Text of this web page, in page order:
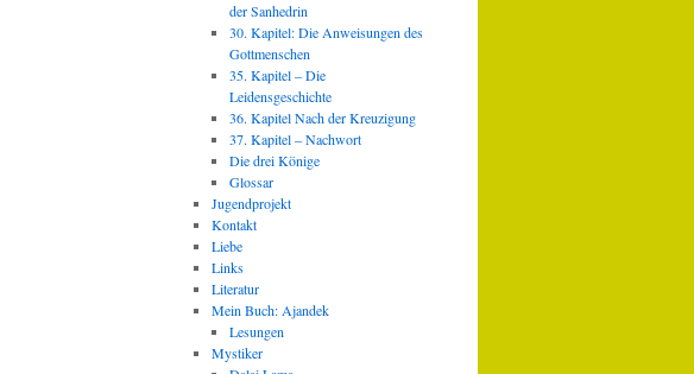
der Sanhedrin
30. Kapitel: Die Anweisungen des
Gottmenschen
35. Kapitel – Die
Leidensgeschichte
36. Kapitel Nach der Kreuzigung
37. Kapitel – Nachwort
Die drei Könige
Glossar
Jugendprojekt
Kontakt
Liebe
Links
Literatur
Mein Buch: Ajandek
Lesungen
Mystiker